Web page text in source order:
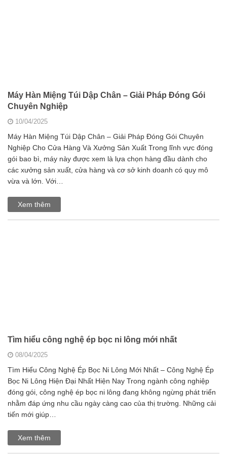
Máy Hàn Miệng Túi Dập Chân – Giải Pháp Đóng Gói
Chuyên Nghiệp
10/04/2025
Máy Hàn Miệng Túi Dập Chân – Giải Pháp Đóng Gói Chuyên
Nghiệp Cho Cửa Hàng Và Xưởng Sản Xuất Trong lĩnh vực đóng
gói bao bì, máy này được xem là lựa chọn hàng đầu dành cho
các xưởng sản xuất, cửa hàng và cơ sở kinh doanh có quy mô
vừa và lớn. Với…
Xem thêm
Tìm hiểu công nghệ ép bọc ni lông mới nhất
08/04/2025
Tìm Hiểu Công Nghệ Ép Bọc Ni Lông Mới Nhất – Công Nghệ Ép
Bọc Ni Lông Hiện Đại Nhất Hiện Nay Trong ngành công nghiệp
đóng gói, công nghệ ép bọc ni lông đang không ngừng phát triển
nhằm đáp ứng nhu cầu ngày càng cao của thị trường. Những cải
tiến mới giúp…
Xem thêm